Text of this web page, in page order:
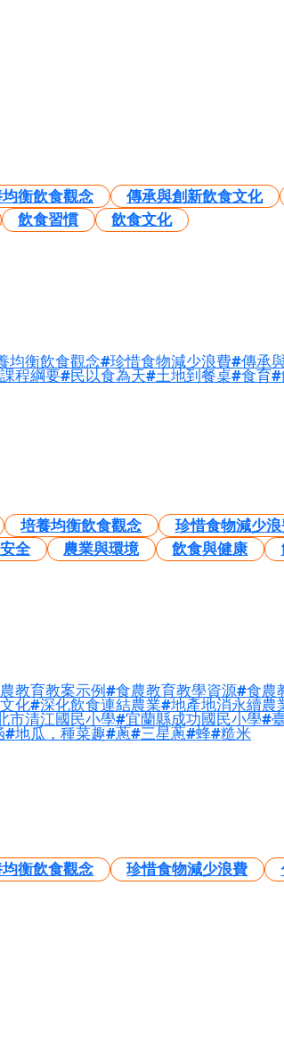
衡飲食觀念 傳承與創新飲食文化
飲食習慣 飲食文化
均衡飲食觀念 珍惜食物減少浪費 傳承
程綱要 民以食為天 土地到餐桌 食育
培養均衡飲食觀念 珍惜食物減少
全 農業與環境 飲食與健康
教育教案示例 食農教育教學資源 食農
化 深化飲食連結農業 地產地消永續農
市清江國民小學 宜蘭縣成功國民小學
地瓜，種菜趣 蔥 三星蔥 蜂 糙米
衡飲食觀念 珍惜食物減少浪費